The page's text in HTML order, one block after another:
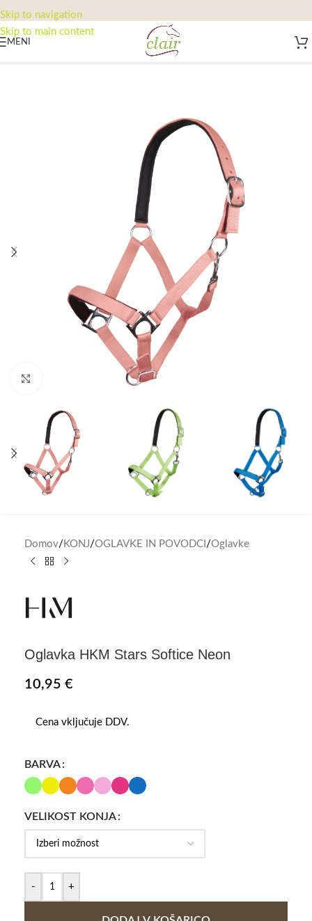
Skip to navigation
Skip to main content
MENI
Domov/ KONJ/OGLAVKE IN POVODCI /Oglavke
Oglavka HKM Stars Softice Neon
10,95 €
Cena vključuje DDV.
BARVA
VELIKOST KONJA
- +